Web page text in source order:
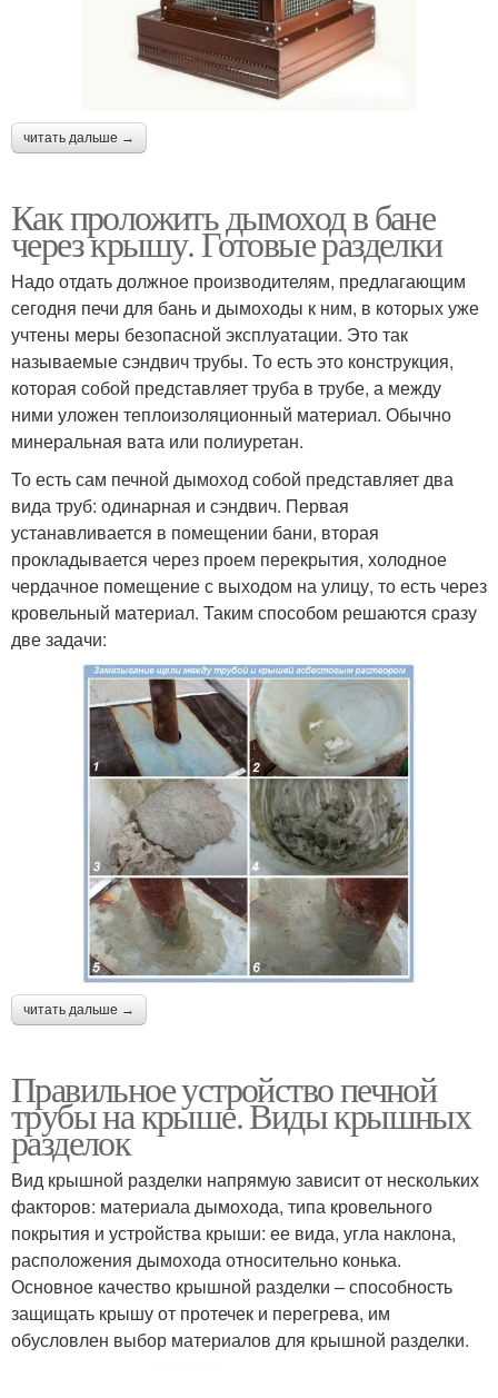
читать дальше →
Как проложить дымоход в бане
через крышу. Готовые разделки
Надо отдать должное производителям, предлагающим
сегодня печи для бань и дымоходы к ним, в которых уже
учтены меры безопасной эксплуатации. Это так
называемые сэндвич трубы. То есть это конструкция,
которая собой представляет труба в трубе, а между
ними уложен теплоизоляционный материал. Обычно
минеральная вата или полиуретан.
То есть сам печной дымоход собой представляет два
вида труб: одинарная и сэндвич. Первая
устанавливается в помещении бани, вторая
прокладывается через проем перекрытия, холодное
чердачное помещение с выходом на улицу, то есть через
кровельный материал. Таким способом решаются сразу
две задачи:
читать дальше →
Правильное устройство печной
трубы на крыше. Виды крышных
разделок
Вид крышной разделки напрямую зависит от нескольких
факторов: материала дымохода, типа кровельного
покрытия и устройства крыши: ее вида, угла наклона,
расположения дымохода относительно конька.
Основное качество крышной разделки – способность
защищать крышу от протечек и перегрева, им
обусловлен выбор материалов для крышной разделки.